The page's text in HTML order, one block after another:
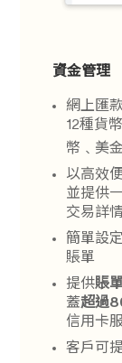
資金管理
網上匯
12種貨
幣﹑美
以高效
並提供
交易詳
簡單設
賬單
提供賬
蓋超過
信用卡
客戶可